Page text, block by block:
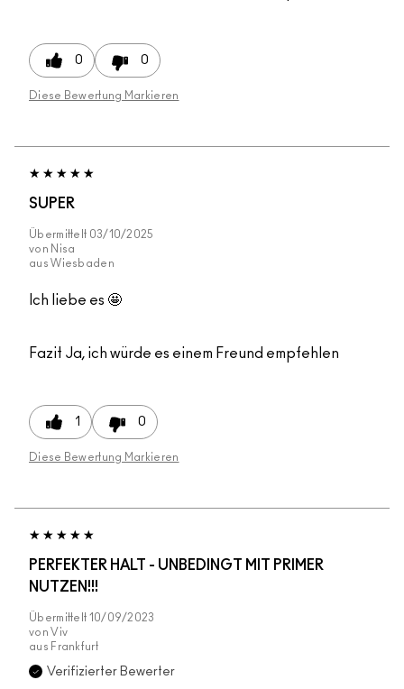
0 0
Diese Bewertung Markieren
SUPER
Übermittelt 03/10/2025
von Nisa
aus Wiesbaden
Ich liebe es 🤩
Fazit Ja, ich würde es einem Freund empfehlen
1 0
Diese Bewertung Markieren
PERFEKTER HALT - UNBEDINGT MIT PRIMER
NUTZEN!!!
Übermittelt 10/09/2023
von Viv
aus Frankfurt
Verifizierter Bewerter